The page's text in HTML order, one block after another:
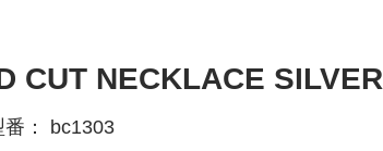
CUT NECKLACE SILVER
番： bc1303